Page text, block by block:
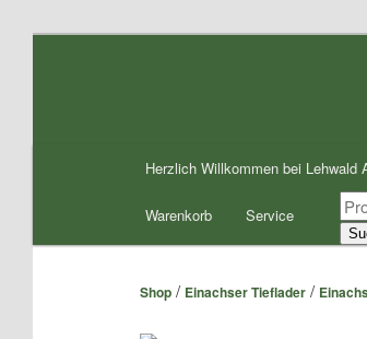
Herzlich Willkommen bei Lehwald
Warenkorb Service
Shop/ Einachser Tieflader/